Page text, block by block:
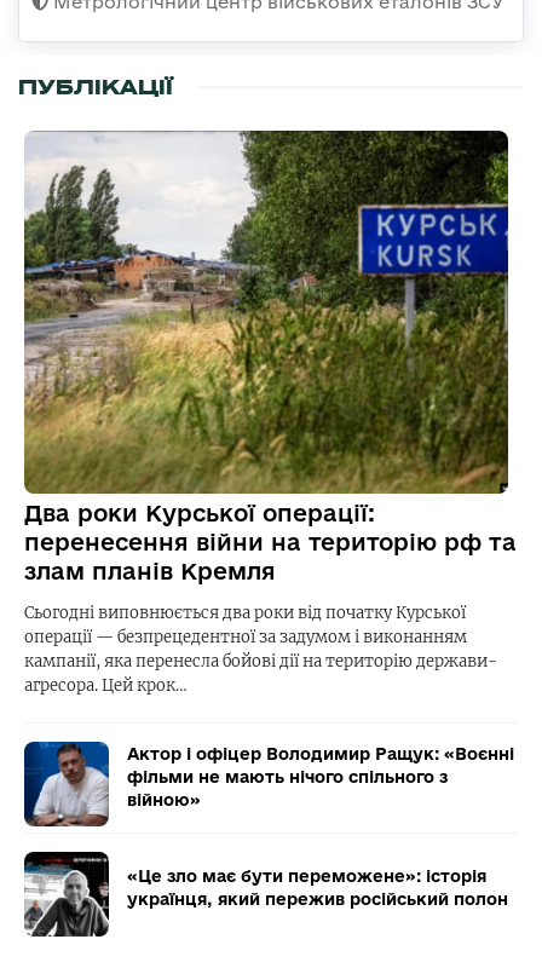
ПУБЛІКАЦІЇ
Два роки Курської операції:
перенесення війни на територію рф та
злам планів Кремля
Сьогодні виповнюється два роки від початку Курської
операції — безпрецедентної за задумом і виконанням
кампанії, яка перенесла бойові дії на територію держави-
агресора. Цей крок…
Актор і офіцер Володимир Ращук: «Воєнні
фільми не мають нічого спільного з
війною»
«Це зло має бути переможене»: історія
українця, який пережив російський полон